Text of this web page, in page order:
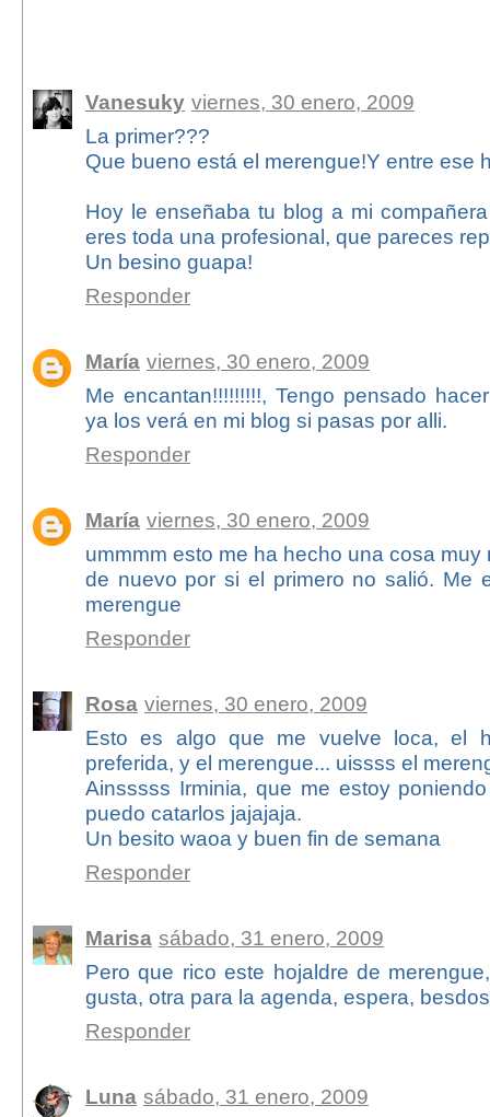
Vanesuky viernes, 30 enero, 2009
La primer???
Que bueno está el merengue!Y entre ese
Hoy le enseñaba tu blog a mi
eres toda una profesional, que pareces
Un besino guapa!
Responder
María viernes, 30 enero, 2009
Me encantan!!!!!!!!!, Tengo pensado
ya los verá en mi blog si pasas por alli.
Responder
María viernes, 30 enero, 2009
ummmm esto me ha hecho una cosa muy
de nuevo por si el primero no salió. Me
merengue
Responder
Rosa viernes, 30 enero, 2009
Esto es algo que me vuelve loca, el
preferida, y el merengue... uissss el
Ainsssss Irminia, que me estoy
puedo catarlos jajajaja.
Un besito waoa y buen fin de semana
Responder
Marisa sábado, 31 enero, 2009
Pero que rico este hojaldre de
gusta, otra para la agenda, espera,
Responder
Luna sábado, 31 enero, 2009